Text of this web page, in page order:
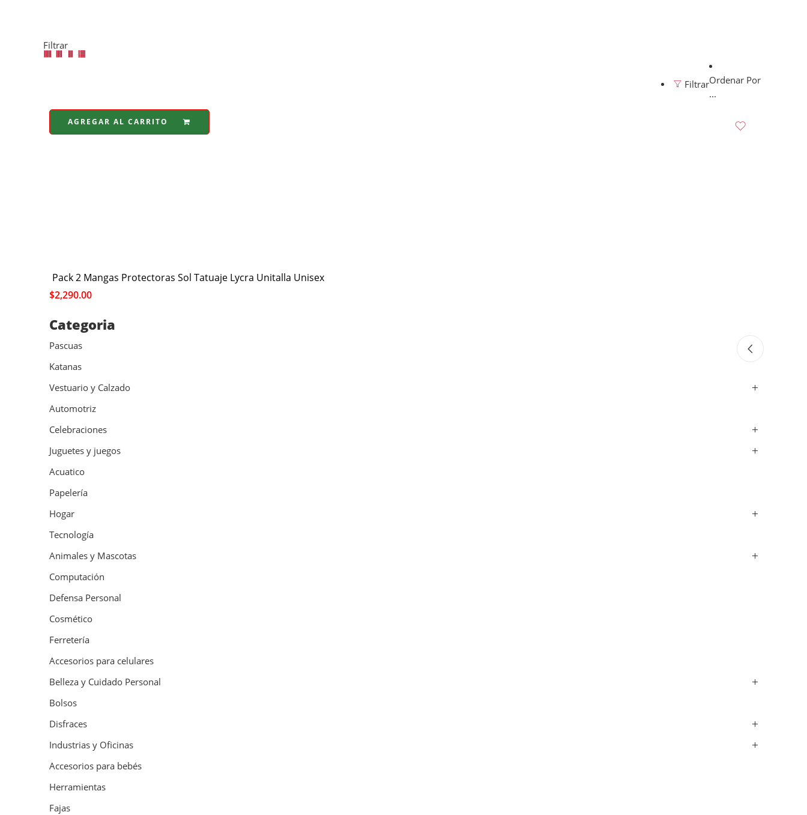
Filtrar
FiltrarOrdenar Por
...
AGREGAR AL CARRITO
Pack 2 Mangas Protectoras Sol Tatuaje Lycra Unitalla Unisex
$2,290.00
Categoria
Pascuas
Katanas
Vestuario y Calzado
Automotriz
Celebraciones
Juguetes y juegos
Acuatico
Papelería
Hogar
Tecnología
Animales y Mascotas
Computación
Defensa Personal
Cosmético
Ferretería
Accesorios para celulares
Belleza y Cuidado Personal
Bolsos
Disfraces
Industrias y Oficinas
Accesorios para bebés
Herramientas
Fajas